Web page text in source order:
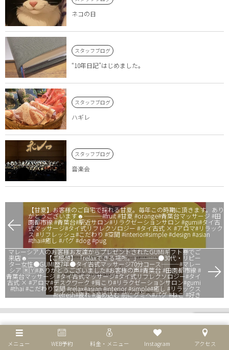
ネコの日
スタッフブログ
“10年日記”はじめました。
スタッフブログ
ハギレ
スタッフブログ
音楽会
【甘夏】お客様のご自宅で採れる甘夏。毎年この時期に頂きます。あり
がとうございます☻———#fruit #甘夏 #orange#青葉台マッサージ #田
園都市線 #青葉台#駅近サロン#リラクゼーションサロン #gumi#タイ古
式マッサージ#タイ式リフレクソロジー #タイ古式 × #アロマ#リラック
ス #リフレッシュ#こだわり #空間 #interior#simple #design #asian
#thai#癒し #パグ #dog #pug
マレーシア人のお客様お友達からプレゼントされたGUMIギフト券でご
来店☻———【ご感想】「relaxできる場所。」———●30代・リピー
ター女性●GUMI歴7年●タイ古式マッサージ70分コース———#マレー
シア 🇲🇾#ありがとうございました#お客様の声#青葉台 #田園都市線 #
青葉台マッサージ #タイ古式マッサージ#タイ式リフレクソロジー#タイ
古式 × #アロマ#デスクワーク #肩こり#リラクゼーションサロン#gumi
#thai #こだわり空間 #relax#asian #interior #simple#癒し #リラックス
#refresh#疲れ #溜め込む 前にグミへ#パグ #ねこ #好き
メニュー WEB予約 料金・メニュー Instagram アクセス